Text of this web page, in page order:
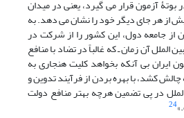
آزمون قرار می گیرد، یعنی در میدان
از هر جای دیگر خود را نشان می دهد. به
از جامعه دول، این کشور را از شرکت در
آن زمان ـ که غالباً در تضاد با منافع
ایران بی آنکه بخواهد کلیت هنجاری به
چالش کشد، با بهره بردن از فرآیند تدوین و
در پی تضمین هرچه بهتر منافع دولت
24